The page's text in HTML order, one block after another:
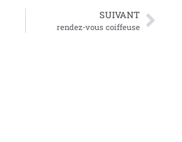
SUIVANT
rendez-vous coiffeuse